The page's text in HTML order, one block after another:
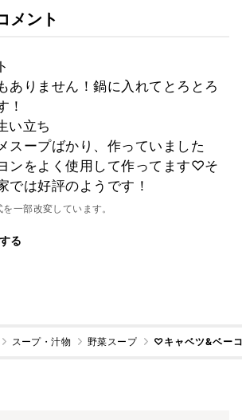
メント
ありません！鍋に入れてとろとろ
！
い立ち
スープばかり、作っていました
ンをよく使用して作ってます♡そ
では好評のようです！
一部改変しています。
る
スープ・汁物 野菜スープ ♡キャベツ&ベー